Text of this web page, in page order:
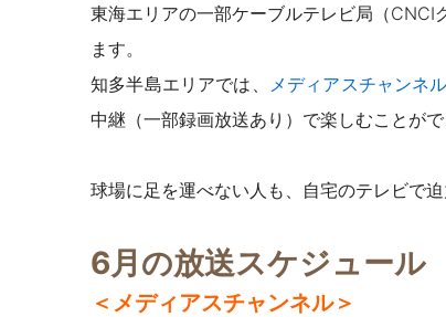
東海エリアの一部ケーブルテレビ局（CNCI
ます。
知多半島エリアでは、
メディアスチャンネル
中継（一部録画放送あり）で楽しむことがで
球場に足を運べない人も、自宅のテレビで
6月の放送スケジュール
＜メディアスチャンネル＞